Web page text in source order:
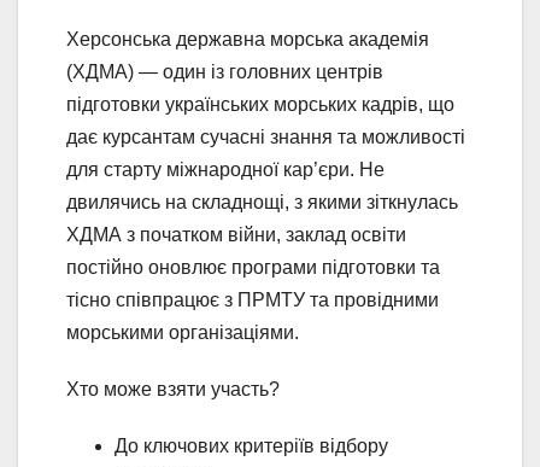
Херсонська державна морська академія
(ХДМА) — один із головних центрів
підготовки українських морських кадрів, що
дає курсантам сучасні знання та можливості
для старту міжнародної кар’єри. Не
двилячись на складнощі, з якими зіткнулась
ХДМА з початком війни, заклад освіти
постійно оновлює програми підготовки та
тісно співпрацює з ПРМТУ та провідними
морськими організаціями.
Хто може взяти участь?
До ключових критеріїв відбору